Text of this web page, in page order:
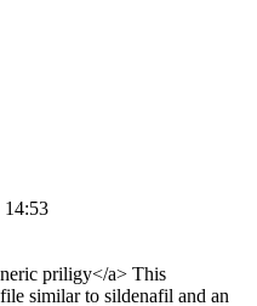
14:53
priligy</a> This
similar to sildenafil and an